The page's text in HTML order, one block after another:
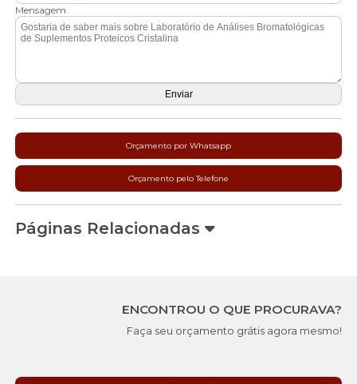
Mensagem
Orçamento por Whatsapp
Orçamento pelo Telefone
Páginas Relacionadas
ENCONTROU O QUE PROCURAVA?
Faça seu orçamento grátis agora mesmo!